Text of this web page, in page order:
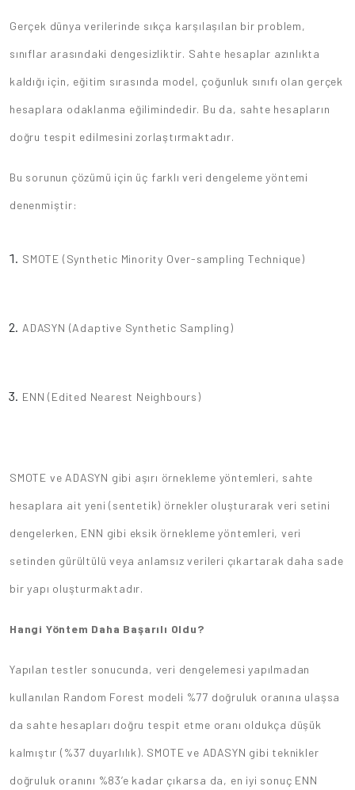
Gerçek dünya verilerinde sıkça karşılaşılan bir problem,
sınıflar arasındaki dengesizliktir. Sahte hesaplar azınlıkta
kaldığı için, eğitim sırasında model, çoğunluk sınıfı olan gerçek
hesaplara odaklanma eğilimindedir. Bu da, sahte hesapların
doğru tespit edilmesini zorlaştırmaktadır.
Bu sorunun çözümü için üç farklı veri dengeleme yöntemi
denenmiştir:
SMOTE (Synthetic Minority Over-sampling Technique)
ADASYN (Adaptive Synthetic Sampling)
ENN (Edited Nearest Neighbours)
SMOTE ve ADASYN gibi aşırı örnekleme yöntemleri, sahte
hesaplara ait yeni (sentetik) örnekler oluşturarak veri setini
dengelerken, ENN gibi eksik örnekleme yöntemleri, veri
setinden gürültülü veya anlamsız verileri çıkartarak daha sade
bir yapı oluşturmaktadır.
Hangi Yöntem Daha Başarılı Oldu?
Yapılan testler sonucunda, veri dengelemesi yapılmadan
kullanılan Random Forest modeli %77 doğruluk oranına ulaşsa
da sahte hesapları doğru tespit etme oranı oldukça düşük
kalmıştır (%37 duyarlılık). SMOTE ve ADASYN gibi teknikler
doğruluk oranını %83’e kadar çıkarsa da, en iyi sonuç ENN